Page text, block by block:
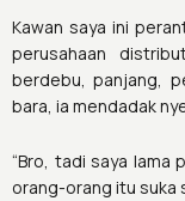
Kawan saya ini
perusahaan
berdebu, panjang,
bara, ia mendadak
“Bro, tadi saya lama
orang-orang itu suka